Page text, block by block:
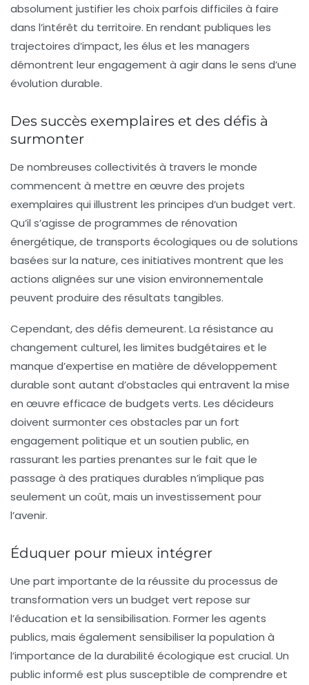
absolument justifier les choix parfois difficiles à faire
dans l’intérêt du territoire. En rendant publiques les
trajectoires d’impact, les élus et les managers
démontrent leur engagement à agir dans le sens d’une
évolution durable.
Des succès exemplaires et des défis à
surmonter
De nombreuses collectivités à travers le monde
commencent à mettre en œuvre des projets
exemplaires qui illustrent les principes d’un budget vert.
Qu’il s’agisse de programmes de rénovation
énergétique, de transports écologiques ou de solutions
basées sur la nature, ces initiatives montrent que les
actions alignées sur une vision environnementale
peuvent produire des résultats tangibles.
Cependant, des défis demeurent. La résistance au
changement culturel, les limites budgétaires et le
manque d’expertise en matière de développement
durable sont autant d’obstacles qui entravent la mise
en œuvre efficace de budgets verts. Les décideurs
doivent surmonter ces obstacles par un fort
engagement politique et un soutien public, en
rassurant les parties prenantes sur le fait que le
passage à des pratiques durables n’implique pas
seulement un coût, mais un investissement pour
l’avenir.
Éduquer pour mieux intégrer
Une part importante de la réussite du processus de
transformation vers un budget vert repose sur
l’éducation et la sensibilisation. Former les agents
publics, mais également sensibiliser la population à
l’importance de la durabilité écologique est crucial. Un
public informé est plus susceptible de comprendre et